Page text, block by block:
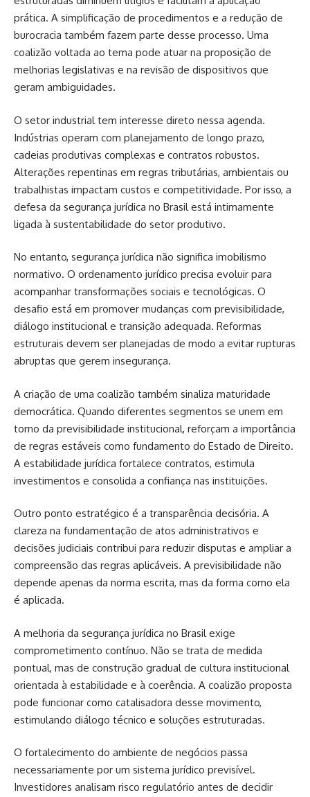
prática. A simplificação de procedimentos e a redução de
burocracia também fazem parte desse processo. Uma
coalizão voltada ao tema pode atuar na proposição de
melhorias legislativas e na revisão de dispositivos que
geram ambiguidades.
O setor industrial tem interesse direto nessa agenda.
Indústrias operam com planejamento de longo prazo,
cadeias produtivas complexas e contratos robustos.
Alterações repentinas em regras tributárias, ambientais ou
trabalhistas impactam custos e competitividade. Por isso, a
defesa da segurança jurídica no Brasil está intimamente
ligada à sustentabilidade do setor produtivo.
No entanto, segurança jurídica não significa imobilismo
normativo. O ordenamento jurídico precisa evoluir para
acompanhar transformações sociais e tecnológicas. O
desafio está em promover mudanças com previsibilidade,
diálogo institucional e transição adequada. Reformas
estruturais devem ser planejadas de modo a evitar rupturas
abruptas que gerem insegurança.
A criação de uma coalizão também sinaliza maturidade
democrática. Quando diferentes segmentos se unem em
torno da previsibilidade institucional, reforçam a importância
de regras estáveis como fundamento do Estado de Direito.
A estabilidade jurídica fortalece contratos, estimula
investimentos e consolida a confiança nas instituições.
Outro ponto estratégico é a transparência decisória. A
clareza na fundamentação de atos administrativos e
decisões judiciais contribui para reduzir disputas e ampliar a
compreensão das regras aplicáveis. A previsibilidade não
depende apenas da norma escrita, mas da forma como ela
é aplicada.
A melhoria da segurança jurídica no Brasil exige
comprometimento contínuo. Não se trata de medida
pontual, mas de construção gradual de cultura institucional
orientada à estabilidade e à coerência. A coalizão proposta
pode funcionar como catalisadora desse movimento,
estimulando diálogo técnico e soluções estruturadas.
O fortalecimento do ambiente de negócios passa
necessariamente por um sistema jurídico previsível.
Investidores analisam risco regulatório antes de decidir